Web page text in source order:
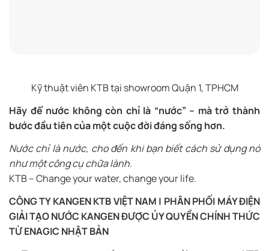
Kỹ thuật viên KTB tại showroom Quận 1, TPHCM
Hãy để nước không còn chỉ là “nước” – mà trở thành
bước đầu tiên của một cuộc đời đáng sống hơn.
Nước chỉ là nước, cho đến khi bạn biết cách sử dụng nó
như một công cụ chữa lành.
KTB – Change your water, change your life.
CÔNG TY KANGEN KTB VIỆT NAM | PHÂN PHỐI MÁY ĐIỆN
GIẢI TẠO NƯỚC KANGEN ĐƯỢC ỦY QUYỀN CHÍNH THỨC
TỪ ENAGIC NHẬT BẢN